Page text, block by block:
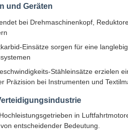
und Geräten
bei Drehmaschinenkopf,
Einsätze sorgen für eine
Stähleinsätze erzielen
Präzision bei Instrumenten und
in
entscheidender Bedeutung.